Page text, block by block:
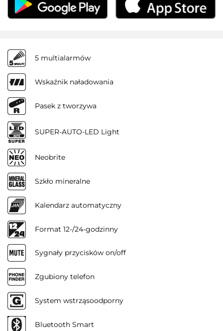
5 multialarmów
Wskaźnik naładowania
Pasek z tworzywa
SUPER-AUTO-LED Light
Neobrite
Szkło mineralne
Kalendarz automatyczny
Format 12-/24-godzinny
Sygnały przycisków on/off
Zgubiony telefon
System wstrząsoodporny
Bluetooth Smart